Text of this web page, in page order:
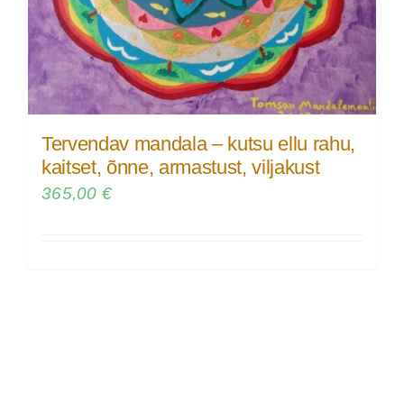
Tervendav mandala – kutsu ellu rahu,
kaitset, õnne, armastust, viljakust
365,00 €